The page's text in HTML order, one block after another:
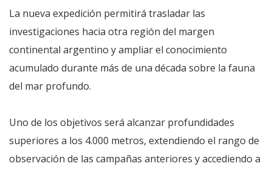
La nueva expedición permitirá trasladar las
investigaciones hacia otra región del margen
continental argentino y ampliar el conocimiento
acumulado durante más de una década sobre la fauna
del mar profundo.
Uno de los objetivos será alcanzar profundidades
superiores a los 4.000 metros, extendiendo el rango de
observación de las campañas anteriores y accediendo a